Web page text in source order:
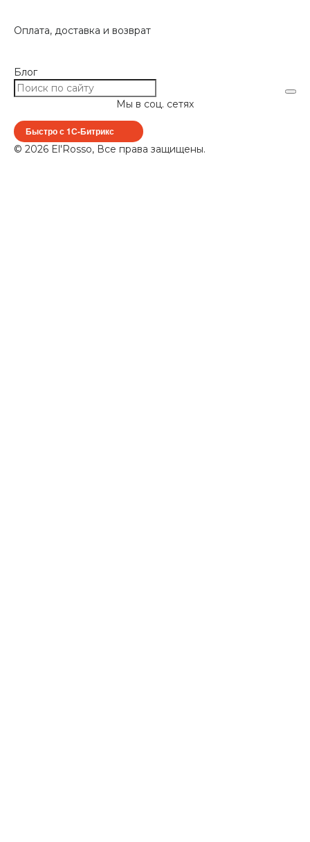
Оплата, доставка и возврат
Блог
Мы в соц. сетях
Быстро с 1С-Битрикс
© 2026 El'Rosso, Все права защищены.